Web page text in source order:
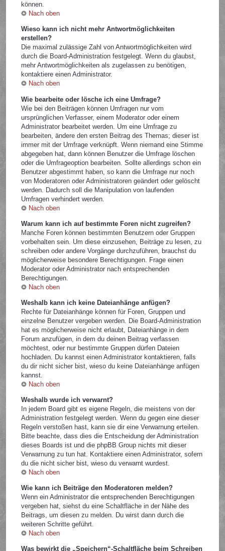
können.
Nach oben
Wieso kann ich nicht mehr Antwortmöglichkeiten
erstellen?
Die maximal zulässige Zahl von Antwortmöglichkeiten wird
durch die Board-Administration festgelegt. Wenn du glaubst,
mehr Antwortmöglichkeiten als zugelassen zu benötigen,
kontaktiere einen Administrator.
Nach oben
Wie bearbeite oder lösche ich eine Umfrage?
Wie bei den Beiträgen können Umfragen nur vom
ursprünglichen Verfasser, einem Moderator oder einem
Administrator bearbeitet werden. Um eine Umfrage zu
bearbeiten, ändere den ersten Beitrag des Themas; dieser ist
immer mit der Umfrage verknüpft. Wenn niemand eine Stimme
abgegeben hat, dann können Benutzer die Umfrage löschen
oder die Umfrageoption bearbeiten. Sollte allerdings schon ein
Benutzer abgestimmt haben, so kann die Umfrage nur noch
von Moderatoren oder Administratoren geändert oder gelöscht
werden. Dadurch soll die Manipulation von laufenden
Umfragen verhindert werden.
Nach oben
Warum kann ich auf bestimmte Foren nicht zugreifen?
Manche Foren können bestimmten Benutzern oder Gruppen
vorbehalten sein. Um diese einzusehen, Beiträge zu lesen, zu
schreiben oder andere Vorgänge durchzuführen, brauchst du
möglicherweise besondere Berechtigungen. Frage einen
Moderator oder Administrator nach entsprechenden
Berechtigungen.
Nach oben
Weshalb kann ich keine Dateianhänge anfügen?
Rechte für Dateianhänge können für Foren, Gruppen und
einzelne Benutzer vergeben werden. Die Board-Administration
hat es möglicherweise nicht erlaubt, Dateianhänge in dem
Forum anzufügen, in dem du deinen Beitrag verfassen
möchtest, oder nur bestimmte Gruppen dürfen Dateien
hochladen. Du kannst einen Administrator kontaktieren, falls
du dir nicht sicher bist, wieso du keine Dateianhänge anfügen
kannst.
Nach oben
Weshalb wurde ich verwarnt?
In jedem Board gibt es eigene Regeln, die meistens von der
Administration festgelegt werden. Wenn du gegen eine dieser
Regeln verstoßen hast, kann sie dir eine Verwarnung erteilen.
Bitte beachte, dass dies die Entscheidung der Administration
dieses Boards ist und die phpBB Group nichts mit dieser
Verwarnung zu tun hat. Kontaktiere einen Administrator, sofern
du die nicht sicher bist, wieso du verwarnt wurdest.
Nach oben
Wie kann ich Beiträge den Moderatoren melden?
Wenn ein Administrator die entsprechenden Berechtigungen
vergeben hat, siehst du eine Schaltfläche in der Nähe des
Beitrags, um diesen zu melden. Du wirst dann durch die
weiteren Schritte geführt.
Nach oben
Was bewirkt die „Speichern“-Schaltfläche beim Schreiben